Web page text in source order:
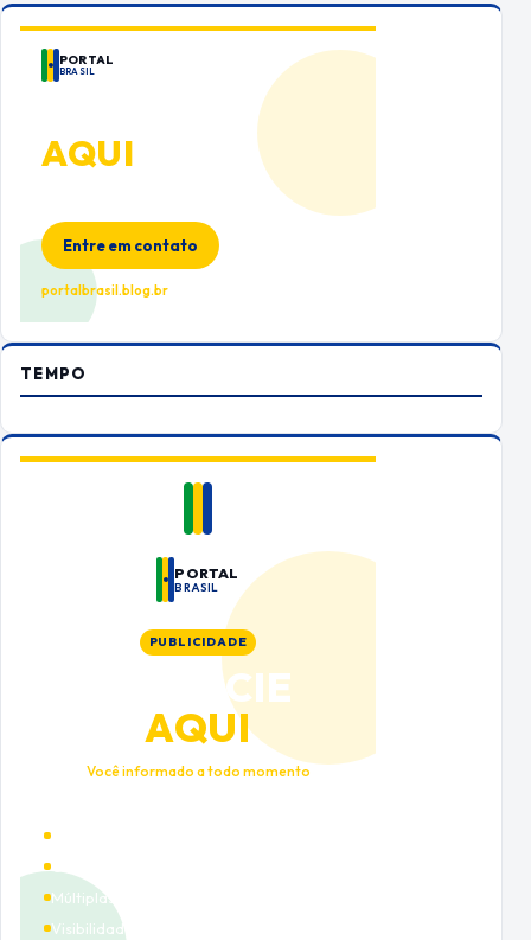
PORTAL
BRASIL
AQUI
Entre em contato
portalbrasil.blog.br
TEMPO
PORTAL
BRASIL
PUBLICIDADE
ANUNCIE
AQUI
Você informado a todo momento
Cobertura nacional
Múltiplas categorias
Visibilidade premium